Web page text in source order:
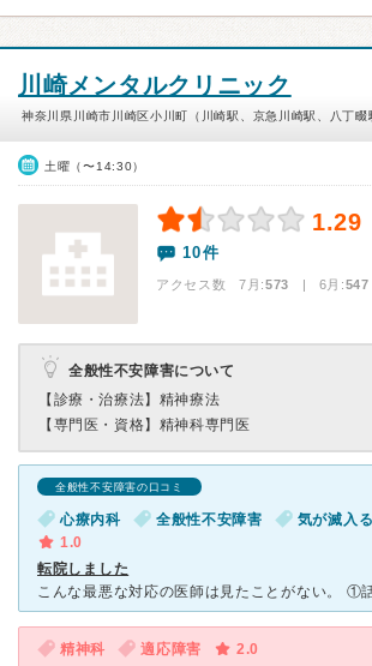
川崎メンタルクリニック
神奈川県川崎市川崎区小川町（川崎駅、京急川崎駅、八丁畷
土曜（〜14:30）
1.29
10件
アクセス数 7月:573 | 6月:547
全般性不安障害について
【診療・治療法】 精神療法
【専門医・資格】 精神科専門医
全般性不安障害の口コミ
心療内科 全般性不安障害
気が滅入
1.0
転院しました
精神科 適応障害
2.0